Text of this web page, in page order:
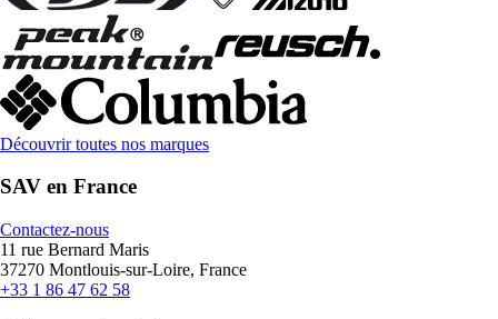
Découvrir toutes nos marques
SAV en France
Contactez-nous
11 rue Bernard Maris
37270 Montlouis-sur-Loire, France
+33 1 86 47 62 58